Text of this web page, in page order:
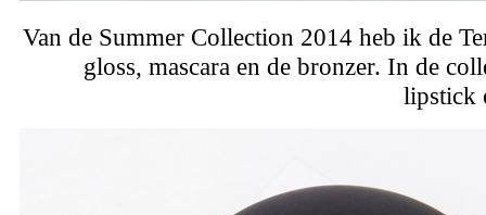
Van de Summer Collection 2014 heb ik de
gloss, mascara en de bronzer. In de
lipstick